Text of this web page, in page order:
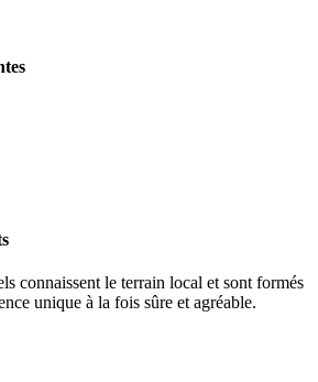
connaissent le terrain local et sont formés
unique à la fois sûre et agréable.